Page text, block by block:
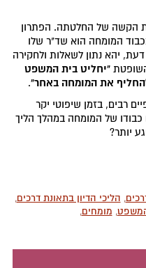
הקשה של החלטתה. הפתרון
המומחה הוא שד"ר שלו
יהא נתון לשאלות ולחקירה
השופטת"יחליט בית המשפט
את המומחה באחר".
רבים, בזמן שיפוטי יקר
כבודו של המומחה במהלך הליך
יותר?
, הליכי הדיון בתאונת דרכים,
, מומחים,